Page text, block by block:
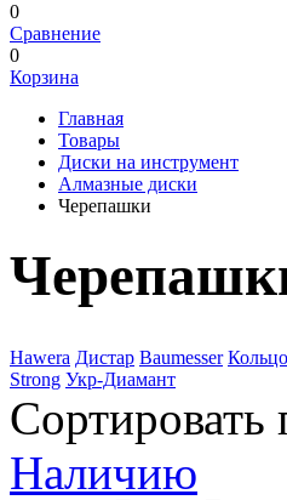
0
Сравнение
0
Корзина
Главная
Товары
Диски на инструмент
Алмазные диски
Черепашки
Hawera Дистар Baumesser
Strong Укр-Диамант
Наличию